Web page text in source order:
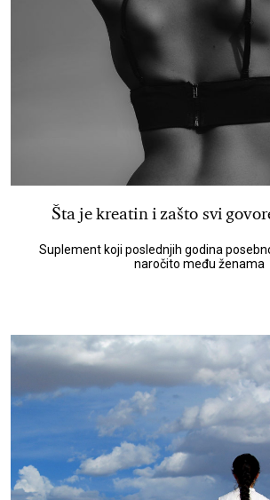
Šta je kreatin i zašto svi
Suplement koji poslednjih godina
naročito među ženama